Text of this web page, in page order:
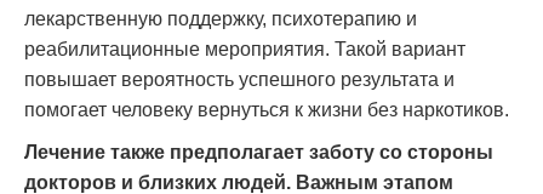
лекарственную поддержку, психотерапию и
реабилитационные мероприятия. Такой вариант
повышает вероятность успешного результата и
помогает человеку вернуться к жизни без наркотиков.
Лечение также предполагает заботу со стороны
докторов и близких людей. Важным этапом